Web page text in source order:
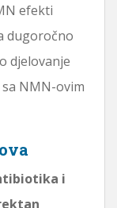
efekti
dugoročno
djelovanje
NMN-ovim
i